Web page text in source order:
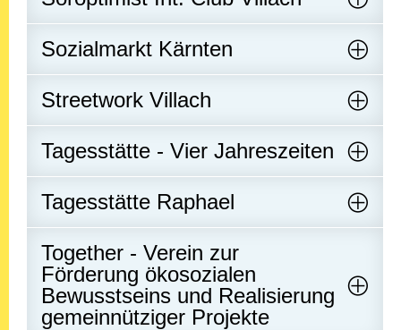
Sozialmarkt Kärnten
Streetwork Villach
Tagesstätte - Vier Jahreszeiten
Tagesstätte Raphael
Together - Verein zur
Förderung ökosozialen
Bewusstseins und Realisierung
gemeinnütziger Projekte